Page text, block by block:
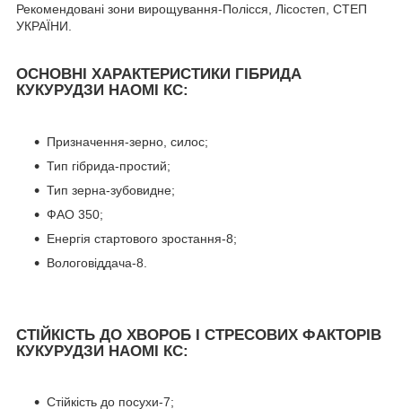
Рекомендовані зони вирощування-Полісся, Лісостеп, СТЕП
УКРАЇНИ.
ОСНОВНІ ХАРАКТЕРИСТИКИ ГІБРИДА
КУКУРУДЗИ НАОМІ КС:
Призначення-зерно, силос;
Тип гібрида-простий;
Тип зерна-зубовидне;
ФАО 350;
Енергія стартового зростання-8;
Вологовіддача-8.
СТІЙКІСТЬ ДО ХВОРОБ І СТРЕСОВИХ ФАКТОРІВ
КУКУРУДЗИ НАОМІ КС:
Стійкість до посухи-7;